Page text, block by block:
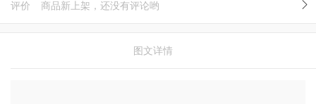
评价 商品新上架，还没有评论哟
图文详情